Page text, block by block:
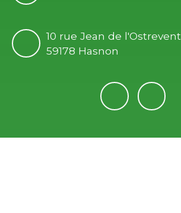
10 rue Jean de l'Ostrevent
59178 Hasnon